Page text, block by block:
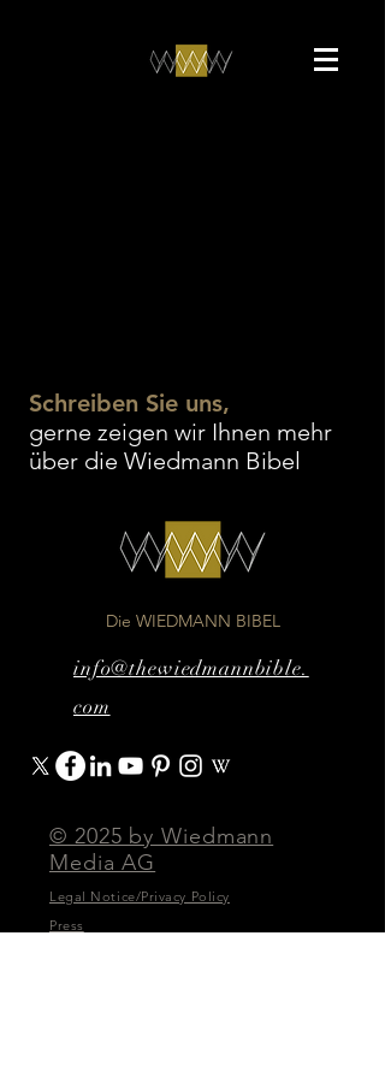
Schreiben Sie uns,
gerne zeigen wir Ihnen mehr
über die Wiedmann Bibel
Die WIEDMANN BIBEL
info@thewiedmannbible.
com
© 2025 by Wiedmann
Media AG
Legal Notice/Privacy Policy
Press